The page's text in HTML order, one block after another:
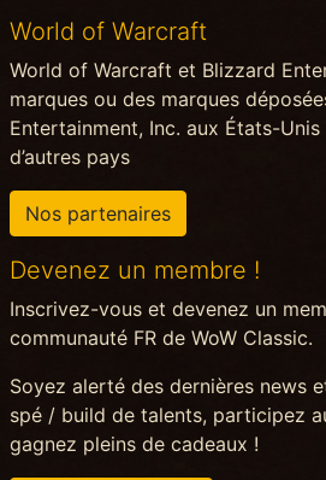
World of Warcraft
World of Warcraft et Blizzard
marques ou des marques
Entertainment, Inc. aux États-Unis
d’autres pays
Nos partenaires
Devenez un membre !
Inscrivez-vous et devenez un
communauté FR de WoW Classic.
Soyez alerté des dernières news
spé / build de talents, participez
gagnez pleins de cadeaux !